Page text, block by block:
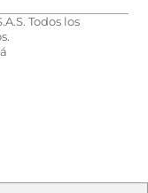
Todos los